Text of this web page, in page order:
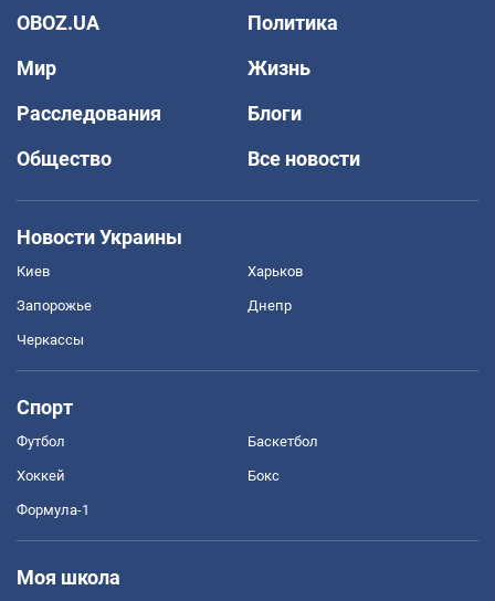
OBOZ.UA
Политика
Мир
Жизнь
Расследования
Блоги
Общество
Все новости
Новости Украины
Киев Харьков
Запорожье Днепр
Черкассы
Спорт
Футбол Баскетбол
Хоккей Бокс
Формула-1
Моя школа